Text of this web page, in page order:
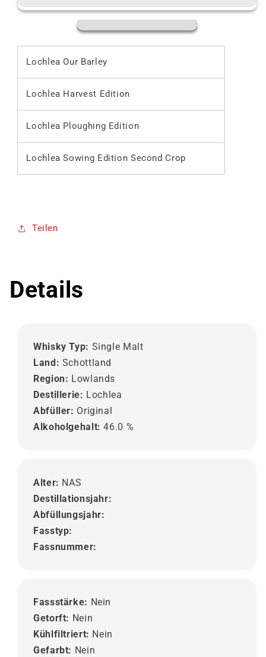
Lochlea Our Barley
Lochlea Harvest Edition
Lochlea Ploughing Edition
Lochlea Sowing Edition Second Crop
Teilen
Details
Whisky Typ: Single Malt
Land: Schottland
Region: Lowlands
Destillerie: Lochlea
Abfüller: Original
Alkoholgehalt:46.0 %
Alter: NAS
Destillationsjahr:
Abfüllungsjahr:
Fasstyp:
Fassnummer:
Fassstärke: Nein
Getorft: Nein
Kühlfiltriert: Nein
Gefarbt: Nein